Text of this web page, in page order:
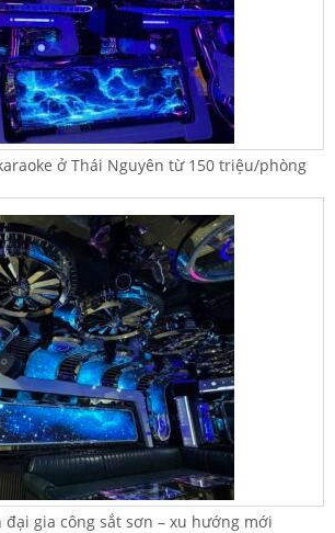
ở Thái Nguyên từ 150 triệu/phòng
đại gia công sắt sơn – xu hướng mới